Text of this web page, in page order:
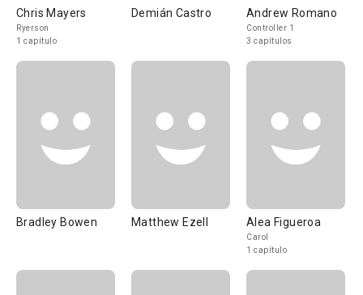
Chris Mayers
Ryerson
1 capítulo
Demián Castro Andrew Romano
Controller 1
3 capítulos
Bradley Bowen Matthew Ezell Alea Figueroa
Carol
1 capítulo